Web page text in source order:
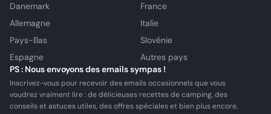
Danemark
France
Allemagne
Italie
Pays-Bas
Slovénie
Espagne
Autres pays
PS : Nous envoyons des emails sympas !
Inscrivez-vous pour recevoir des emails occasionnels que vous
voudrez vraiment lire : de délicieuses recettes de camping, des
conseils et astuces utiles, des offres spéciales et bien plus encore,